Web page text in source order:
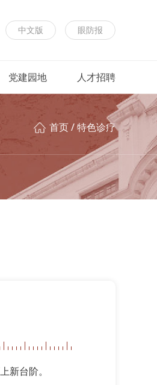
中文版 眼防报
党建园地 人才招聘
首页/特色诊疗
新台阶。